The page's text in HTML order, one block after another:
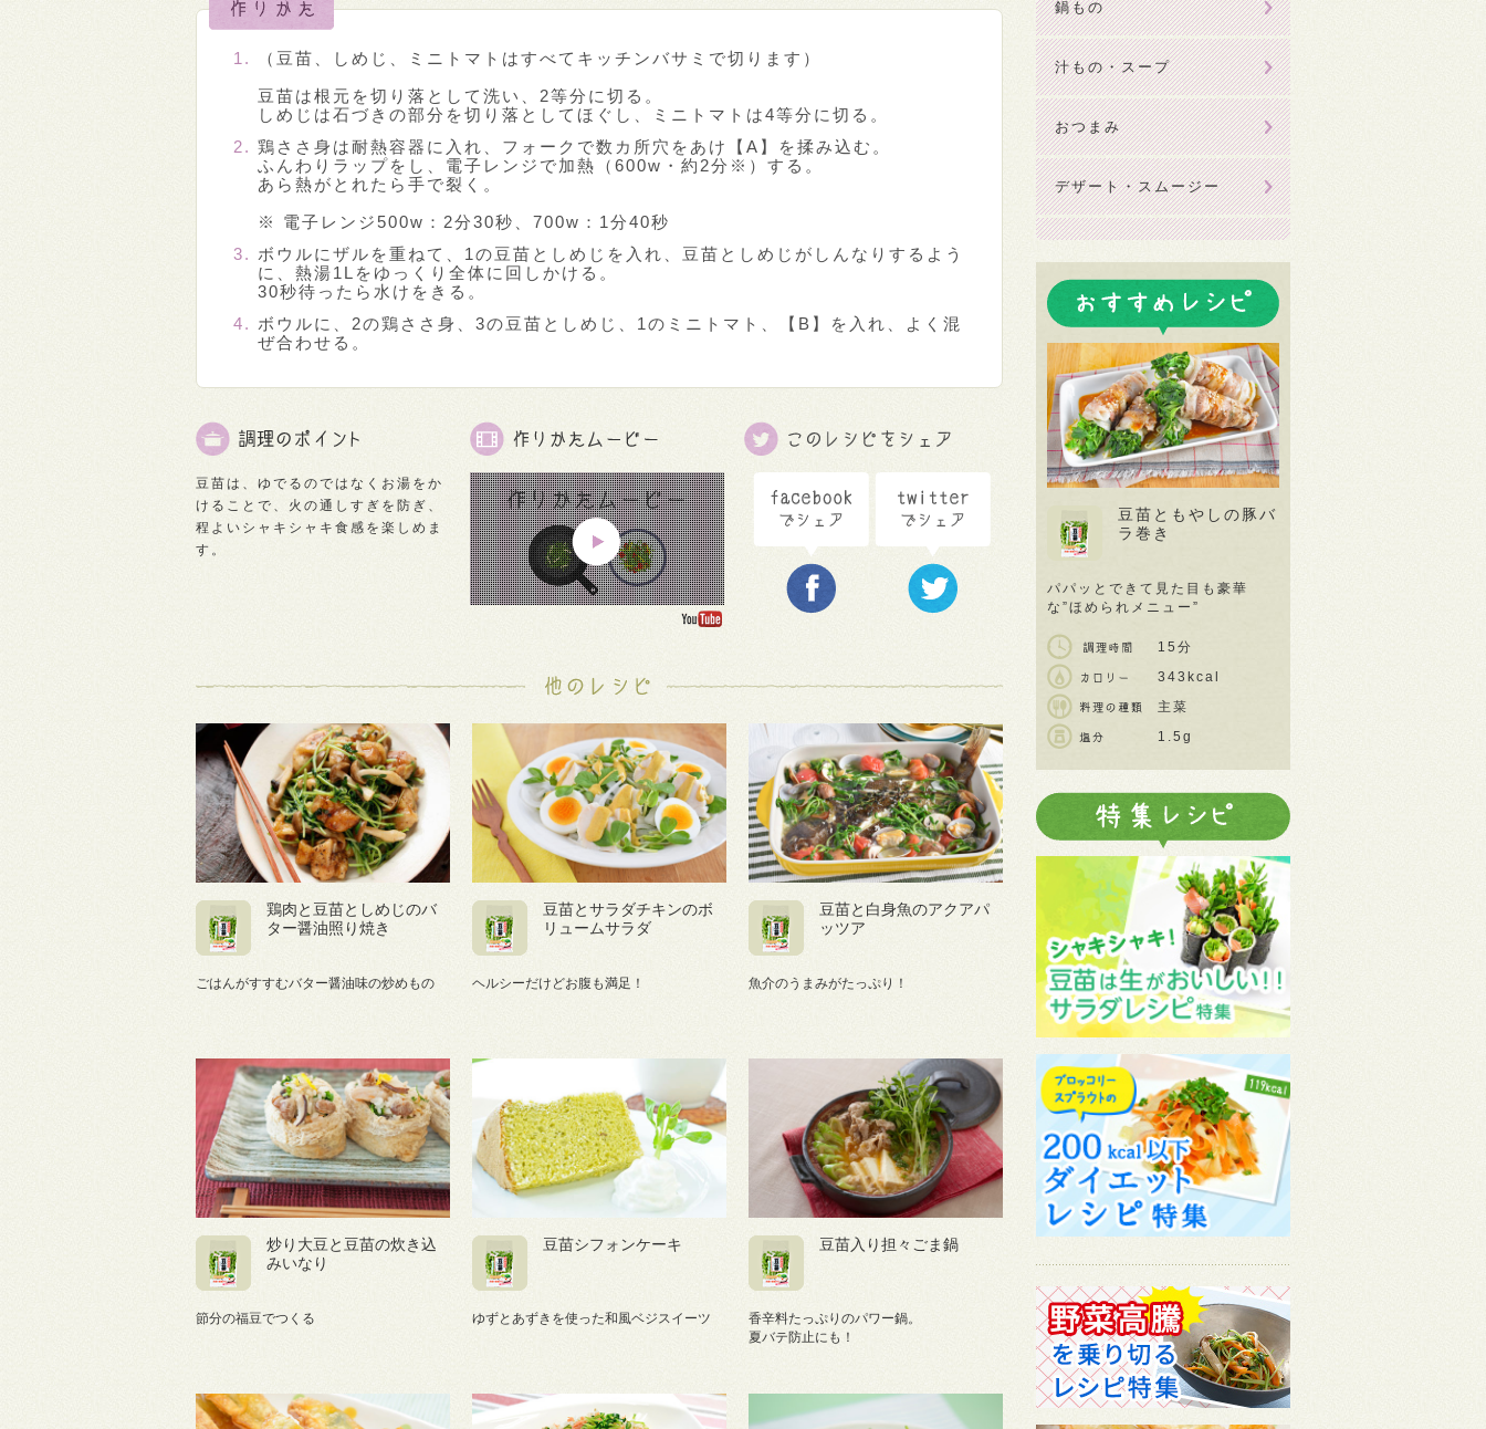
（豆苗、しめじ、ミニトマトはすべてキッチンバサミで切ります）
豆苗は根元を切り落として洗い、2等分に切る。
しめじは石づきの部分を切り落としてほぐし、ミニトマトは4等分に切る。
鶏ささ身は耐熱容器に入れ、フォークで数カ所穴をあけ【A】を揉み込む。
ふんわりラップをし、電子レンジで加熱（600w・約2分※）する。
あら熱がとれたら手で裂く。
※ 電子レンジ500w：2分30秒、700w：1分40秒
ボウルにザルを重ねて、1の豆苗としめじを入れ、豆苗としめじがしんなりするよう
に、熱湯1Lをゆっくり全体に回しかける。
30秒待ったら水けをきる。
ボウルに、2の鶏ささ身、3の豆苗としめじ、1のミニトマト、【B】を入れ、よく混
ぜ合わせる。
豆苗は、ゆでるのではなくお湯をか
けることで、火の通しすぎを防ぎ、
程よいシャキシャキ食感を楽しめま
す。
鶏肉と豆苗としめじのバ
ター醤油照り焼き
ごはんがすすむバター醤油味の炒めもの
豆苗とサラダチキンのボ
リュームサラダ
ヘルシーだけどお腹も満足！
豆苗と白身魚のアクアパ
ッツア
魚介のうまみがたっぷり！
炒り大豆と豆苗の炊き込
みいなり
節分の福豆でつくる
豆苗シフォンケーキ
ゆずとあずきを使った和風ベジスイーツ
豆苗入り担々ごま鍋
香辛料たっぷりのパワー鍋。
夏バテ防止にも！
鍋もの
汁もの・スープ
おつまみ
デザート・スムージー
豆苗ともやしの豚バ
ラ巻き
パパッとできて見た目も豪華
な”ほめられメニュー”
15分
343kcal
主菜
1.5g